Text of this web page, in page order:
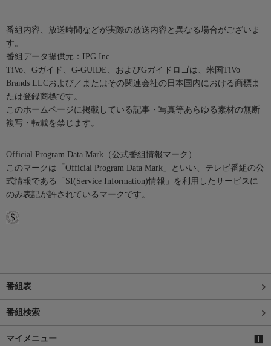
番組内容、放送時間などが実際の放送内容と異なる場合がございま
す。
番組データ提供元：IPG Inc.
TiVo、Gガイド、G-GUIDE、およびGガイドロゴは、米国TiVo
Brands LLCおよび／またはその関連会社の日本国内における商標ま
たは登録商標です。
このホームページに掲載している記事・写真等あらゆる素材の無断
複写・転載を禁じます。
Official Program Data Mark（公式番組情報マーク）
このマークは「Official Program Data Mark」といい、テレビ番組の公
式情報である「SI(Service Information)情報」を利用したサービスに
のみ表記が許されているマークです。
番組表
番組検索
マイメニュー